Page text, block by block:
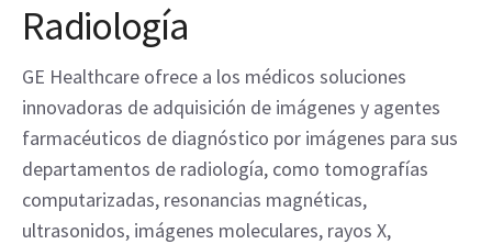
Radiología
GE Healthcare ofrece a los médicos soluciones
innovadoras de adquisición de imágenes y agentes
farmacéuticos de diagnóstico por imágenes para sus
departamentos de radiología, como tomografías
computarizadas, resonancias magnéticas,
ultrasonidos, imágenes moleculares, rayos X,